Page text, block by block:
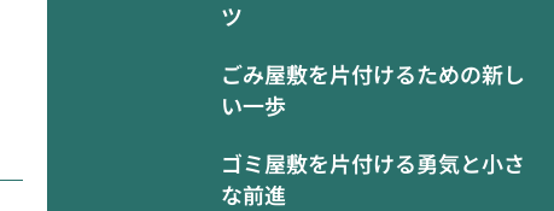
ツ
ごみ屋敷を片付けるための新し
い一歩
ゴミ屋敷を片付ける勇気と小さ
な前進